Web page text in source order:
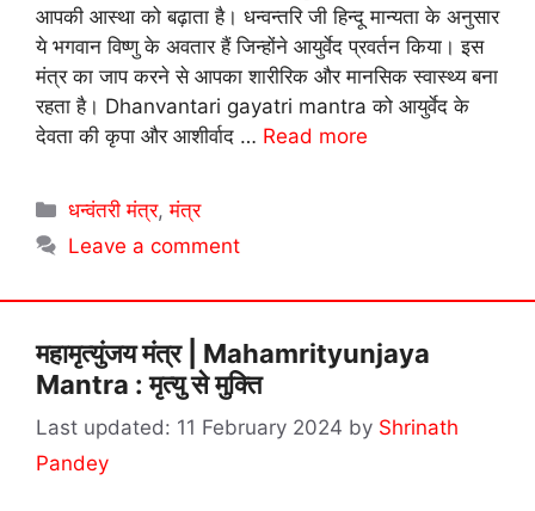
आपकी आस्था को बढ़ाता है। धन्वन्तरि जी हिन्दू मान्यता के अनुसार
ये भगवान विष्णु के अवतार हैं जिन्होंने आयुर्वेद प्रवर्तन किया। इस
मंत्र का जाप करने से आपका शारीरिक और मानसिक स्वास्थ्य बना
रहता है। Dhanvantari gayatri mantra को आयुर्वेद के
देवता की कृपा और आशीर्वाद … Read more
Categories
धन्वंतरी मंत्र,मंत्र
Leave a comment
महामृत्युंजय मंत्र | Mahamrityunjaya
Mantra : मृत्यु से मुक्ति
11 February 2024 by Shrinath
Pandey